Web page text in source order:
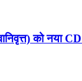
को नया